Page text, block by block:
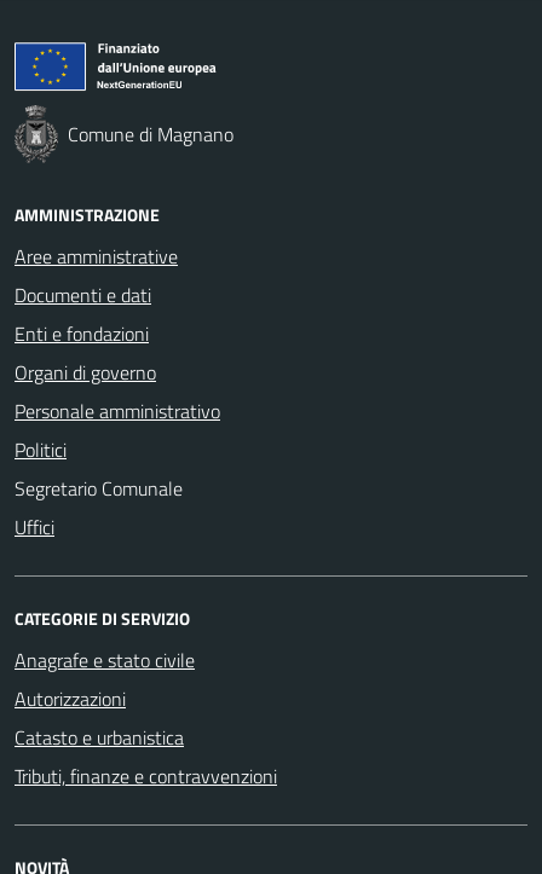
Comune di Magnano
AMMINISTRAZIONE
Aree amministrative
Documenti e dati
Enti e fondazioni
Organi di governo
Personale amministrativo
Politici
Segretario Comunale
Uffici
CATEGORIE DI SERVIZIO
Anagrafe e stato civile
Autorizzazioni
Catasto e urbanistica
Tributi, finanze e contravvenzioni
NOVITÀ